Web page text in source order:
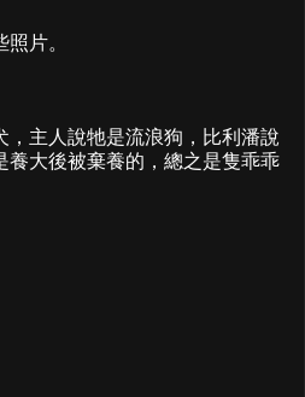
片。
，主人說牠是流浪狗，比利潘說
養大後被棄養的，總之是隻乖乖